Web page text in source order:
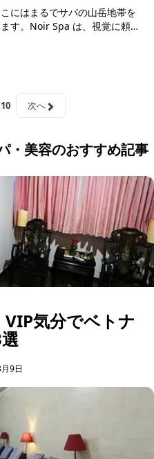
にはまるでサパの山岳地帯を
す。Noir Spa は、視覚に頼ら
身体をじっくりとほぐすマッ
次へ
・美容のおすすめ記事
気分でベトナ
9日